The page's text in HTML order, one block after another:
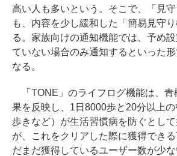
高い人も多いという。そこで、「見
も、内容を少し緩和した「簡易見守
る。家族向けの通知機能では、予め
ていない場合のみ通知するといった
なる。
「TONE」のライフログ機能は、青
果を反映し、1日8000歩と20分以上
歩きなど）が生活習慣病を防ぐとし
が、これをクリアした際に獲得でき
だまだ獲得しているユーザー数が少